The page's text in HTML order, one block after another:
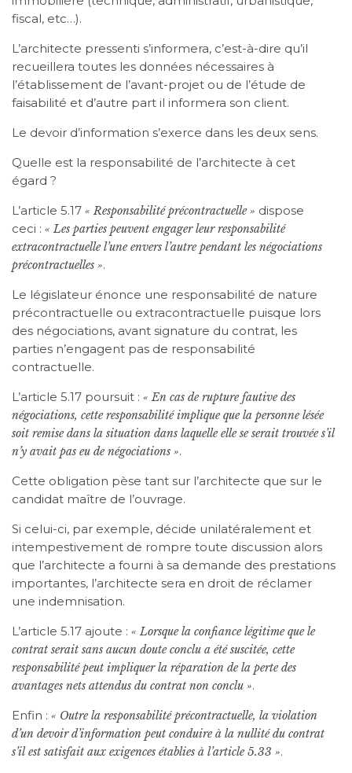
fiscal, etc…).
L’architecte pressenti s’informera, c’est-à-dire qu’il
recueillera toutes les données nécessaires à
l’établissement de l’avant-projet ou de l’étude de
faisabilité et d’autre part il informera son client.
Le devoir d’information s’exerce dans les deux sens.
Quelle est la responsabilité de l’architecte à cet
égard ?
L’article 5.17 « Responsabilité précontractuelle » dispose
ceci : « Les parties peuvent engager leur responsabilité
extracontractuelle l’une envers l’autre pendant les négociations
précontractuelles ».
Le législateur énonce une responsabilité de nature
précontractuelle ou extracontractuelle puisque lors
des négociations, avant signature du contrat, les
parties n’engagent pas de responsabilité
contractuelle.
L’article 5.17 poursuit : « En cas de rupture fautive des
négociations, cette responsabilité implique que la personne lésée
soit remise dans la situation dans laquelle elle se serait trouvée s’il
n’y avait pas eu de négociations ».
Cette obligation pèse tant sur l’architecte que sur le
candidat maître de l’ouvrage.
Si celui-ci, par exemple, décide unilatéralement et
intempestivement de rompre toute discussion alors
que l’architecte a fourni à sa demande des prestations
importantes, l’architecte sera en droit de réclamer
une indemnisation.
L’article 5.17 ajoute : « Lorsque la confiance légitime que le
contrat serait sans aucun doute conclu a été suscitée, cette
responsabilité peut impliquer la réparation de la perte des
avantages nets attendus du contrat non conclu ».
Enfin : « Outre la responsabilité précontractuelle, la violation
d’un devoir d’information peut conduire à la nullité du contrat
s’il est satisfait aux exigences établies à l’article 5.33 ».